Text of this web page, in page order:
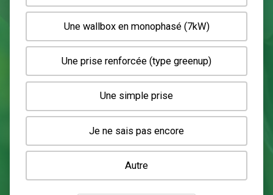
Quel type de borne souhaitez-
installer ?
Une wallbox en triphasé (22kW)
Une wallbox en monophasé (7kW)
Une prise renforcée (type greenup)